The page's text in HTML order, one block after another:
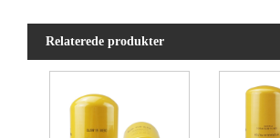
Relaterede produkter